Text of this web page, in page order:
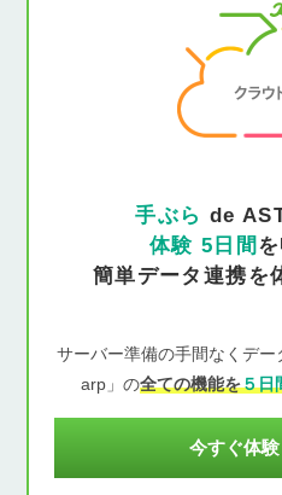
手ぶら de
体験 5日間
簡単データ連携を
サーバー準備の手間なくデ
arp」の全ての機能を５日
今すぐ体験